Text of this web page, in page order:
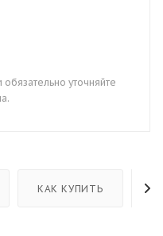
уточняйте
КАК КУПИТЬ